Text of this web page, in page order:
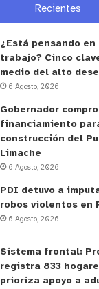
Recientes
¿Está pensando en
trabajo? Cinco
medio del alto
6 Agosto, 2026
Gobernador
financiamiento
construcción del
Limache
6 Agosto, 2026
PDI detuvo a
robos violentos en
6 Agosto, 2026
Sistema frontal:
registra 833
prioriza apoyo a